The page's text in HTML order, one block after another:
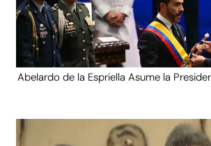
Abelardo de la Espriella Asume la